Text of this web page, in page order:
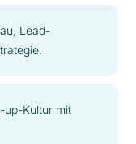
Lead-
up-Kultur mit